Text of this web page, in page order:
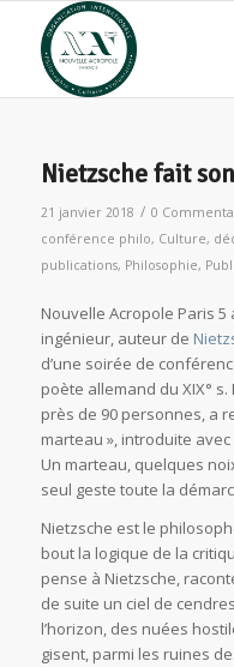
Nietzsche fait
21 janvier 2018 / 0
conférence philo, Culture,
publications, Philosophie,
Nouvelle Acropole Paris 5
ingénieur, auteur de
d’une soirée de
poète allemand du XIX° s.
près de 90 personnes, a
marteau », introduite
Un marteau, quelques
seul geste toute la
Nietzsche est le
bout la logique de la
pense à Nietzsche,
de suite un ciel de
l’horizon, des nuées
gisent, parmi les ruines